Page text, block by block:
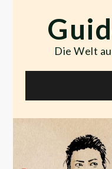
content
Die Welt